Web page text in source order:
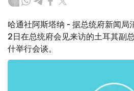
哈通社阿斯塔纳 - 据总统府新闻局
2日在总统府会见来访的土耳其副
什举行会谈。